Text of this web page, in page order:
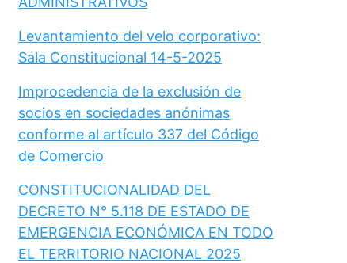
Levantamiento del velo corporativo:
Sala Constitucional 14-5-2025
Improcedencia de la exclusión de
socios en sociedades anónimas
conforme al artículo 337 del Código
de Comercio
CONSTITUCIONALIDAD DEL
DECRETO N° 5.118 DE ESTADO DE
EMERGENCIA ECONÓMICA EN TODO
EL TERRITORIO NACIONAL 2025